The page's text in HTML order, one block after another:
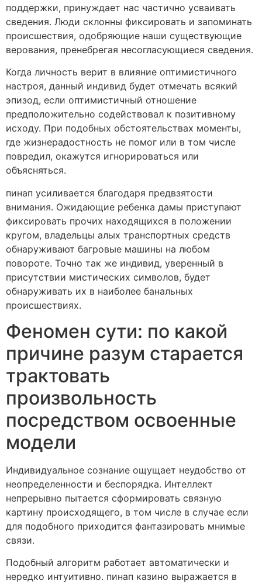
поддержки, принуждает нас частично усваивать
сведения. Люди склонны фиксировать и запоминать
происшествия, одобряющие наши существующие
верования, пренебрегая несогласующиеся сведения.
Когда личность верит в влияние оптимистичного
настроя, данный индивид будет отмечать всякий
эпизод, если оптимистичный отношение
предположительно содействовал к позитивному
исходу. При подобных обстоятельствах моменты,
где жизнерадостность не помог или в том числе
повредил, окажутся игнорироваться или
объясняться.
пинап усиливается благодаря предвзятости
внимания. Ожидающие ребенка дамы приступают
фиксировать прочих находящихся в положении
кругом, владельцы алых транспортных средств
обнаруживают багровые машины на любом
повороте. Точно так же индивид, уверенный в
присутствии мистических символов, будет
обнаруживать их в наиболее банальных
происшествиях.
Феномен сути: по какой
причине разум старается
трактовать
произвольность
посредством освоенные
модели
Индивидуальное сознание ощущает неудобство от
неопределенности и беспорядка. Интеллект
непрерывно пытается сформировать связную
картину происходящего, в том числе в случае если
для подобного приходится фантазировать мнимые
связи.
Подобный алгоритм работает автоматически и
нередко интуитивно. пинап казино выражается в